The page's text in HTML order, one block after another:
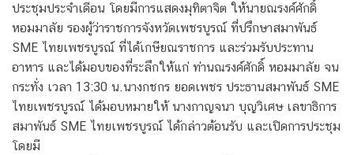
ประชุมประจำเดือน โดยมีการแสดงมุทิตาจิต ให้นายณรงค์ศักดิ์
หอมมาลัย รองผู้ว่าราชการจังหวัดเพชรบูรณ์ ที่ปรึกษาสมาพันธ์
SME ไทยเพชรบูรณ์ ที่ได้เกษียณราชการ และร่วมรับประทาน
อาหาร และได้มอบของที่ระลึกให้แก่ ท่านณรงค์ศักดิ์ หอมมาลัย จน
กระทั่ง เวลา 13:30 น.นางกชกร ยอดเพชร ประธานสมาพันธ์ SME
ไทยเพชรบูรณ์ ได้มอบหมายให้ นางกาญจนา บุญวิเศษ เลขาธิการ
สมาพันธ์ SME ไทยเพชรบูรณ์ ได้กล่าวต้อนรับ และเปิดการประชุม
โดยมี